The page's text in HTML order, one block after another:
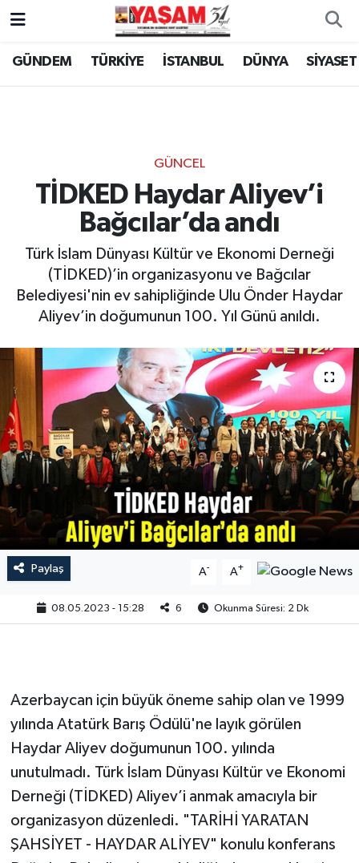
GÜNDEM TÜRKİYE İSTANBUL DÜNYA SİYASET
GÜNCEL
TİDKED Haydar Aliyev’i
Bağcılar’da andı
Türk İslam Dünyası Kültür ve Ekonomi Derneği
(TİDKED)’in organizasyonu ve Bağcılar
Belediyesi'nin ev sahipliğinde Ulu Önder Haydar
Aliyev’in doğumunun 100. Yıl Günü anıldı.
Paylaş A- A+
08.05.2023 - 15:28 6 Okunma Süresi: 2 Dk
Azerbaycan için büyük öneme sahip olan ve 1999
yılında Atatürk Barış Ödülü'ne layık görülen
Haydar Aliyev doğumunun 100. yılında
unutulmadı. Türk İslam Dünyası Kültür ve Ekonomi
Derneği (TİDKED) Aliyev’i anmak amacıyla bir
organizasyon düzenledi. "TARİHİ YARATAN
ŞAHSİYET - HAYDAR ALİYEV" konulu konferans